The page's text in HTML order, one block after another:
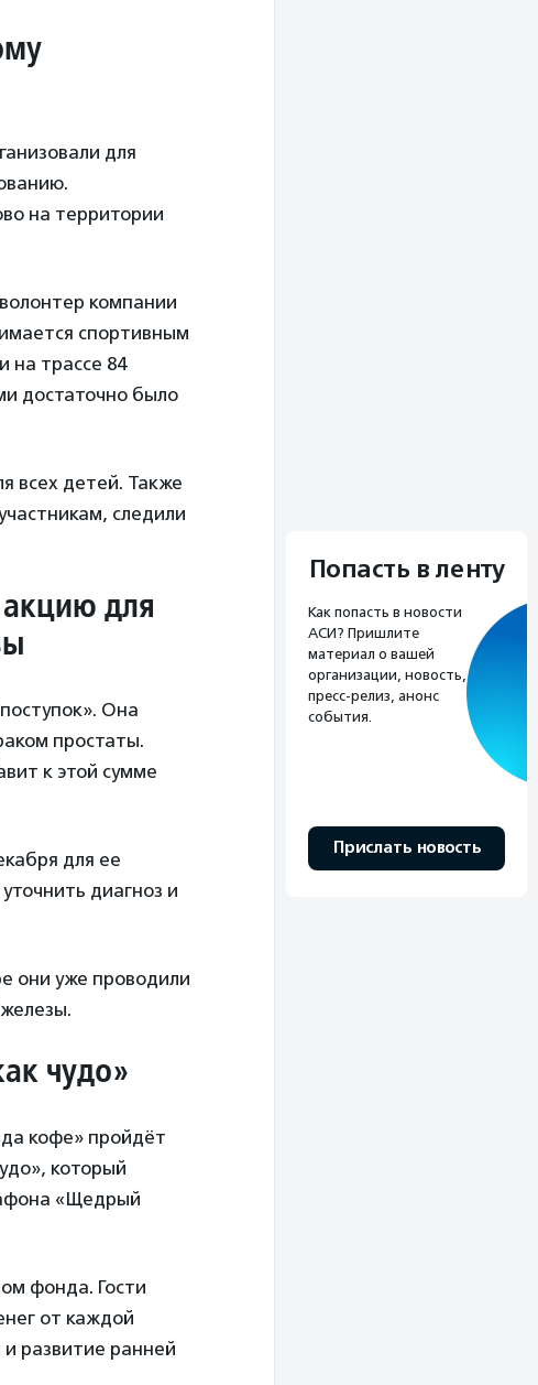
для
на территории
компании
спортивным
на трассе 84
достаточно было
всех детей. Также
следили
акцию для
Она
простаты.
к этой сумме
для ее
диагноз и
они уже проводили
чудо»
кофе» пройдёт
который
«Щедрый
фонда. Гости
от каждой
развитие ранней
Попасть в ленту
Как попасть в новости
АСИ? Пришлите
материал о вашей
организации, новость,
пресс-релиз, анонс
события.
Прислать новость